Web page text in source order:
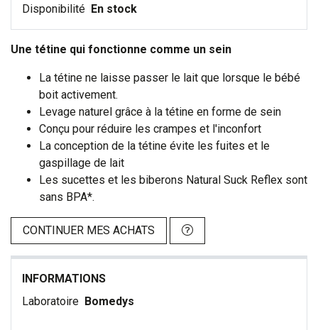
Disponibilité En stock
Une tétine qui fonctionne comme un sein
La tétine ne laisse passer le lait que lorsque le bébé
boit activement.
Levage naturel grâce à la tétine en forme de sein
Conçu pour réduire les crampes et l'inconfort
La conception de la tétine évite les fuites et le
gaspillage de lait
Les sucettes et les biberons Natural Suck Reflex sont
sans BPA*.
CONTINUER MES ACHATS
INFORMATIONS
Laboratoire Bomedys